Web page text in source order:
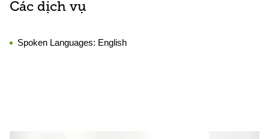
Các dịch vụ
Spoken Languages: English